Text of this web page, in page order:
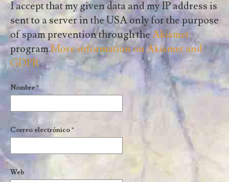
I accept that my given data and my IP address is
sent to a server in the USA only for the purpose
of spam prevention through theAkismet
program.More information on Akismet and
GDPR.
Nombre*
Correo electrónico*
Web